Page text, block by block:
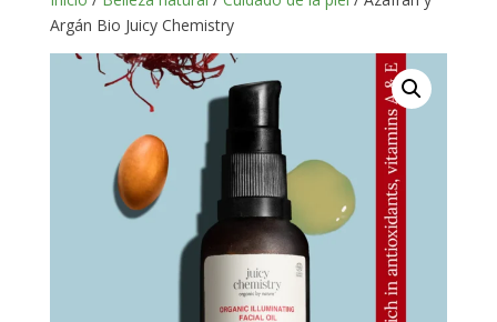
Argán Bio Juicy Chemistry